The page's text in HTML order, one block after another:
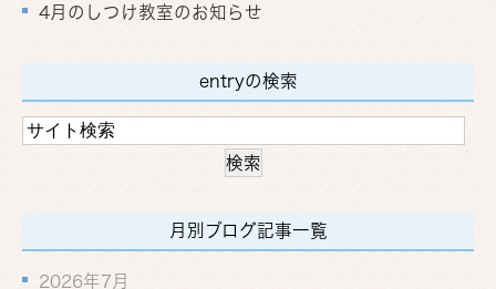
4月のしつけ教室のお知らせ
entryの検索
月別ブログ記事一覧
2026年7月